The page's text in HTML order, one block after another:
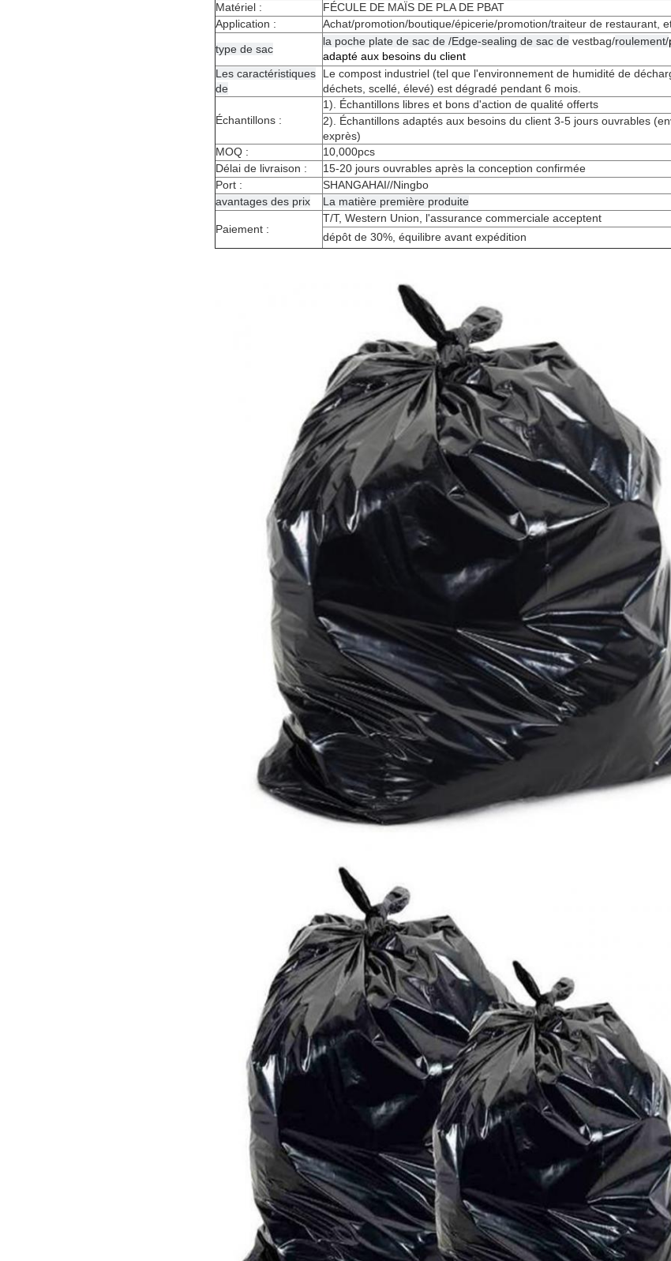
Matériel :
FÉCULE DE MAÏS DE PLA DE PBAT
Application :
Achat/promotion/boutique/épicerie/promotion/traiteur de restaurant,
type de sac
la poche plate de sac de /Edge-sealing de sac de vestbag/roulement/
adapté aux besoins du client
Les caractéristiques
de
Le compost industriel (tel que l'environnement de humidité de
déchets, scellé, élevé) est dégradé pendant 6 mois.
Échantillons :
1). Échantillons libres et bons d'action de qualité offerts
2). Échantillons adaptés aux besoins du client 3-5 jours ouvrables
exprès)
MOQ :
10,000pcs
Délai de livraison :
15-20 jours ouvrables après la conception confirmée
Port :
SHANGAHAI//Ningbo
avantages des prix
La matière première produite
Paiement :
T/T, Western Union, l'assurance commerciale acceptent
dépôt de 30%, équilibre avant expédition